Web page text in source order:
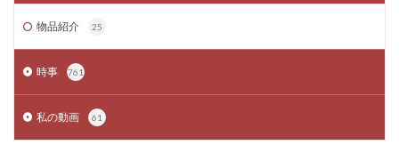
物品紹介 25
時事 761
私の動画 61